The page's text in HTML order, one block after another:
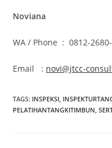
Noviana
WA / Phone : 0812-
Email : novi@jtcc-
TAGS: INSPEKSI
PELATIHANTANGKITIMBUN